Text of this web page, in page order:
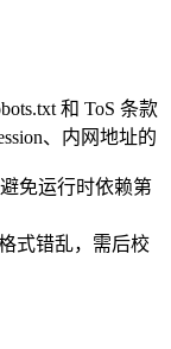
和 ToS 条款
、内网地址的
免运行时依赖第
式错乱，需后校